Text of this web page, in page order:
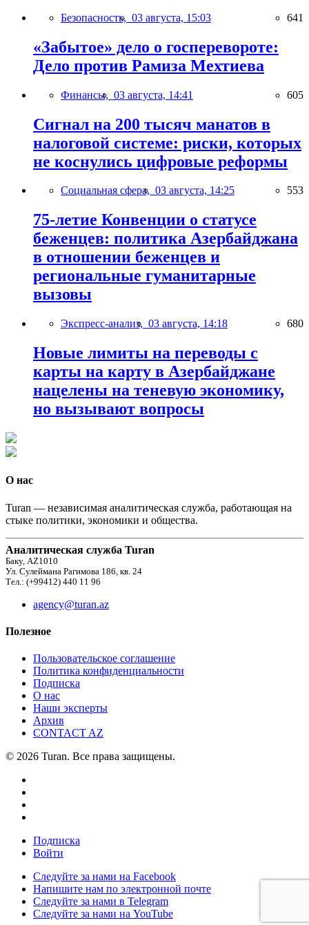
Безопасность, 03 августа, 15:03 641
«Забытое» дело о госперевороте:
Дело против Рамиза Мехтиева
Финансы, 03 августа, 14:41 605
Сигнал на 200 тысяч манатов в
налоговой системе: риски, которых
не коснулись цифровые реформы
Социальная сфера, 03 августа, 14:25 553
75-летие Конвенции о статусе
беженцев: политика Азербайджана
в отношении беженцев и
региональные гуманитарные
вызовы
Экспресс-анализ, 03 августа, 14:18 680
Новые лимиты на переводы с
карты на карту в Азербайджане
нацелены на теневую экономику,
но вызывают вопросы
О нас
Turan — независимая аналитическая служба, работающая на
стыке политики, экономики и общества.
Аналитическая служба Turan
Баку, AZ1010
Ул. Сулеймана Рагимова 186, кв. 24
Тел.: (+99412) 440 11 96
agency@turan.az
Полезное
Пользовательское соглашение
Политика конфиденциальности
Подписка
О нас
Наши эксперты
Архив
CONTACT AZ
© 2026 Turan. Все права защищены.
Подписка
Войти
Следуйте за нами на Facebook
Напишите нам по электронной почте
Следуйте за нами в Telegram
Следуйте за нами на YouTube